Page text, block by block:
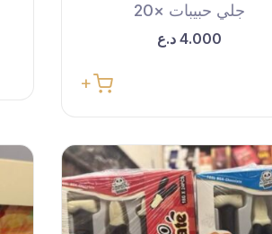
جلي حبيبات ×20
4.000 د.ع